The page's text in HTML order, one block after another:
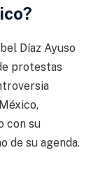
Díaz Ayuso
protestas
con su
de su agenda.